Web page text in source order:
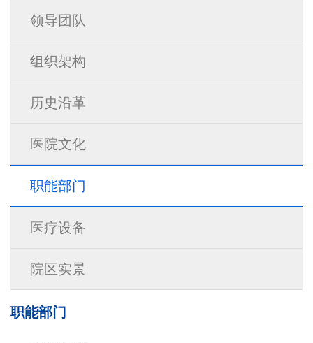
领导团队
组织架构
历史沿革
医院文化
职能部门
医疗设备
院区实景
职能部门